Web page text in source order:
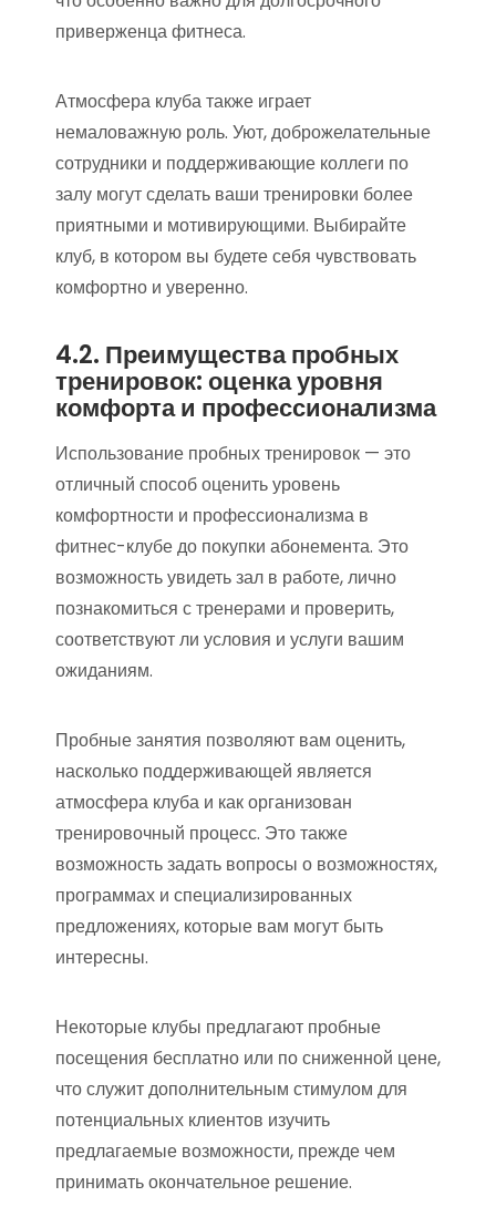
приверженца фитнеса.
Атмосфера клуба также играет
немаловажную роль. Уют, доброжелательные
сотрудники и поддерживающие коллеги по
залу могут сделать ваши тренировки более
приятными и мотивирующими. Выбирайте
клуб, в котором вы будете себя чувствовать
комфортно и уверенно.
4.2. Преимущества пробных
тренировок: оценка уровня
комфорта и профессионализма
Использование пробных тренировок — это
отличный способ оценить уровень
комфортности и профессионализма в
фитнес-клубе до покупки абонемента. Это
возможность увидеть зал в работе, лично
познакомиться с тренерами и проверить,
соответствуют ли условия и услуги вашим
ожиданиям.
Пробные занятия позволяют вам оценить,
насколько поддерживающей является
атмосфера клуба и как организован
тренировочный процесс. Это также
возможность задать вопросы о возможностях,
программах и специализированных
предложениях, которые вам могут быть
интересны.
Некоторые клубы предлагают пробные
посещения бесплатно или по сниженной цене,
что служит дополнительным стимулом для
потенциальных клиентов изучить
предлагаемые возможности, прежде чем
принимать окончательное решение.